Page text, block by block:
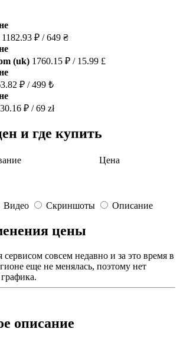
1182.93 ₽ / 649 ₴
(uk) 1760.15 ₽ / 15.99 £
₽ / 499 ₺
₽ / 69 zł
и где купить
Цена
Видео Скриншоты Описание
цены
сервисом совсем недавно и за это время в
еще не менялась, поэтому нет
описание